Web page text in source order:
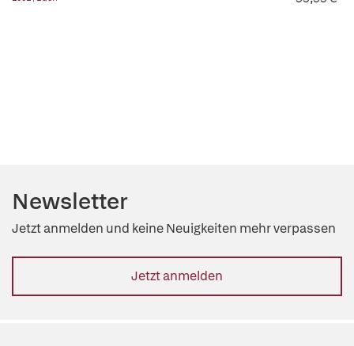
Newsletter
Jetzt anmelden und keine Neuigkeiten mehr verpassen
Jetzt anmelden